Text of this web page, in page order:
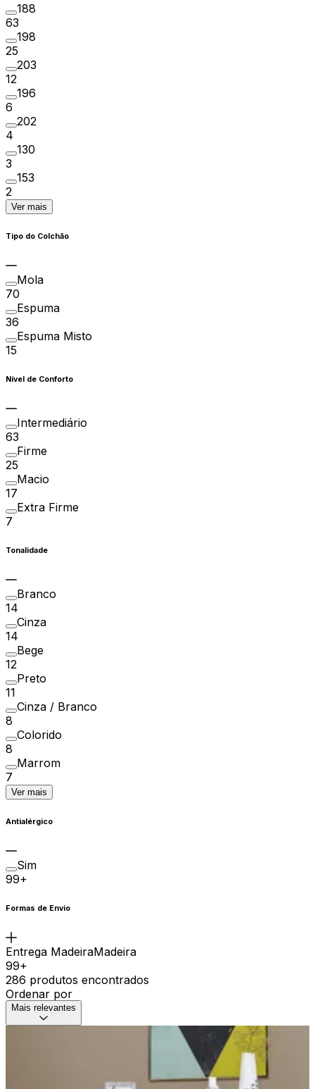
188
63
198
25
203
12
196
6
202
4
130
3
153
2
Ver mais
Tipo do Colchão
Mola
70
Espuma
36
Espuma Misto
15
Nível de Conforto
Intermediário
63
Firme
25
Macio
17
Extra Firme
7
Tonalidade
Branco
14
Cinza
14
Bege
12
Preto
11
Cinza / Branco
8
Colorido
8
Marrom
7
Ver mais
Antialérgico
Sim
99+
Formas de Envio
Entrega MadeiraMadeira
99+
286 produtos encontrados
Ordenar por
Mais relevantes